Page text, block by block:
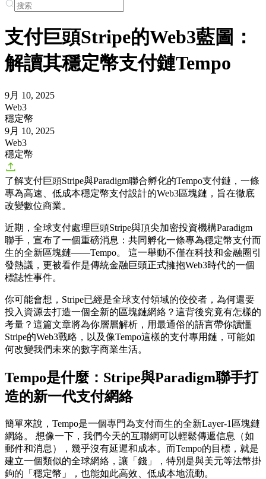
支付巨頭Stripe的Web3藍圖：
解讀其穩定幣支付鏈Tempo
9月 10, 2025
Web3
穩定幣
9月 10, 2025
Web3
穩定幣
了解支付巨頭Stripe與Paradigm聯合孵化的Tempo支付鏈，一條
專為高速、低成本穩定幣支付設計的Web3區塊鏈，旨在徹底
改變數位商業。
近期，全球支付處理巨頭Stripe與頂尖加密投資機構Paradigm
聯手，宣布了一個重磅消息：共同孵化一條專為穩定幣支付而
生的全新區塊鏈——Tempo。 這一舉動不僅在科技和金融圈引
發熱議，更被看作是傳統金融巨頭正式擁抱Web3時代的一個
標誌性事件。
你可能會想，Stripe已經是全球支付領域的佼佼者，為何還要
投入資源去打造一個全新的區塊鏈網絡？這背後究竟有怎樣的
考量？這篇文章將為你層層解析，用最通俗的語言帶你讀懂
Stripe的Web3戰略，以及像Tempo這樣的支付專用鏈，可能如
何改變我們未來的數字商業生活。
Tempo是什麼：Stripe與Paradigm聯手打
造的新一代支付網絡
簡單來說，Tempo是一個專門為支付而生的全新Layer-1區塊鏈
網絡。 想像一下，我們今天的互聯網可以輕鬆傳遞信息（如
郵件和消息），幾乎沒有延遲和成本。而Tempo的目標，就是
建立一個類似的全球網絡，讓「錢」，特別是與美元等法幣掛
鉤的「穩定幣」，也能如此高效、低成本地流動。